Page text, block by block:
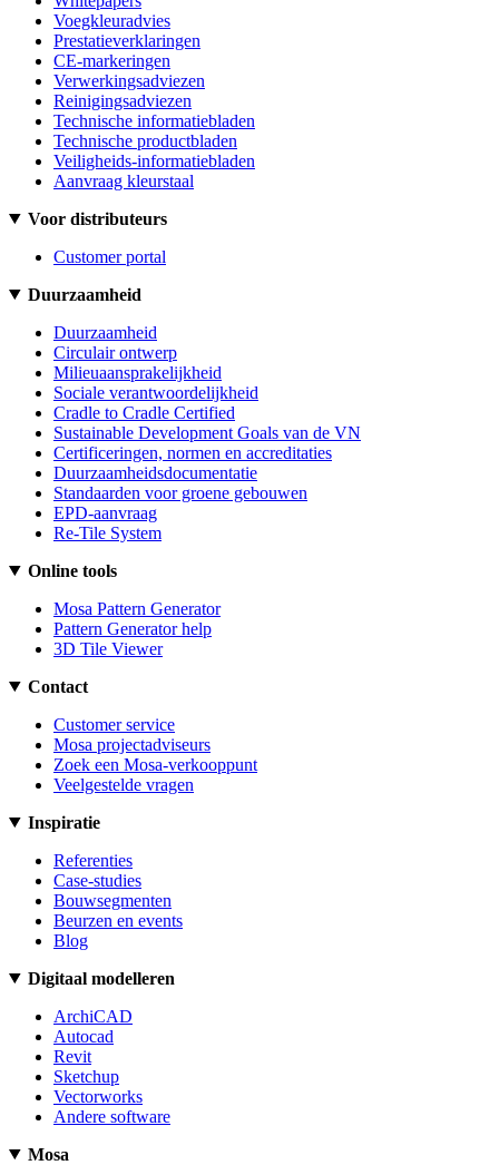
Voegkleuradvies
Prestatieverklaringen
CE-markeringen
Verwerkingsadviezen
Reinigingsadviezen
Technische informatiebladen
Technische productbladen
Veiligheids-informatiebladen
Aanvraag kleurstaal
Voor distributeurs
Customer portal
Duurzaamheid
Duurzaamheid
Circulair ontwerp
Milieuaansprakelijkheid
Sociale verantwoordelijkheid
Cradle to Cradle Certified
Sustainable Development Goals van de VN
Certificeringen, normen en accreditaties
Duurzaamheidsdocumentatie
Standaarden voor groene gebouwen
EPD-aanvraag
Re-Tile System
Online tools
Mosa Pattern Generator
Pattern Generator help
3D Tile Viewer
Contact
Customer service
Mosa projectadviseurs
Zoek een Mosa-verkooppunt
Veelgestelde vragen
Inspiratie
Referenties
Case-studies
Bouwsegmenten
Beurzen en events
Blog
Digitaal modelleren
ArchiCAD
Autocad
Revit
Sketchup
Vectorworks
Andere software
Mosa